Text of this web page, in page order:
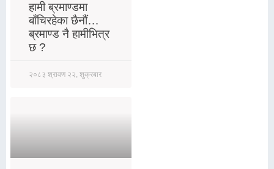
हामी ब्रमाण्डमा
बाँचिरहेका छैनौं…
ब्रमाण्ड नै हामीभित्र
छ ?
२०८३ श्रावण २२, शुक्रबार